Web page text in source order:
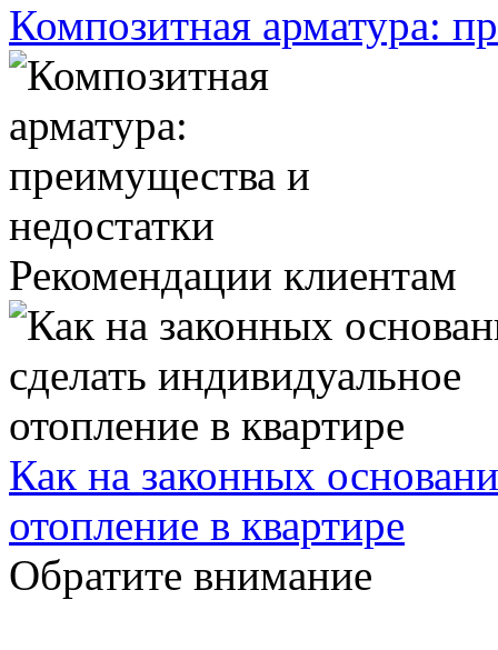
Композитная арматура:
Рекомендации клиентам
Как на законных
отопление в квартире
Обратите внимание